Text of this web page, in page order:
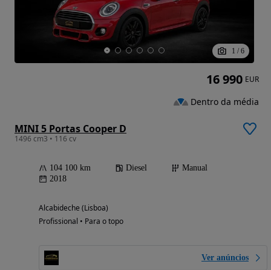
1 / 6
MINI 5 Portas Cooper D
1496 cm3 • 116 cv
104 100 km Diesel
Manual
2018
Alcabideche (Lisboa)
Profissional • Para o topo
Ver anúncios
16 990 EUR
Dentro da média